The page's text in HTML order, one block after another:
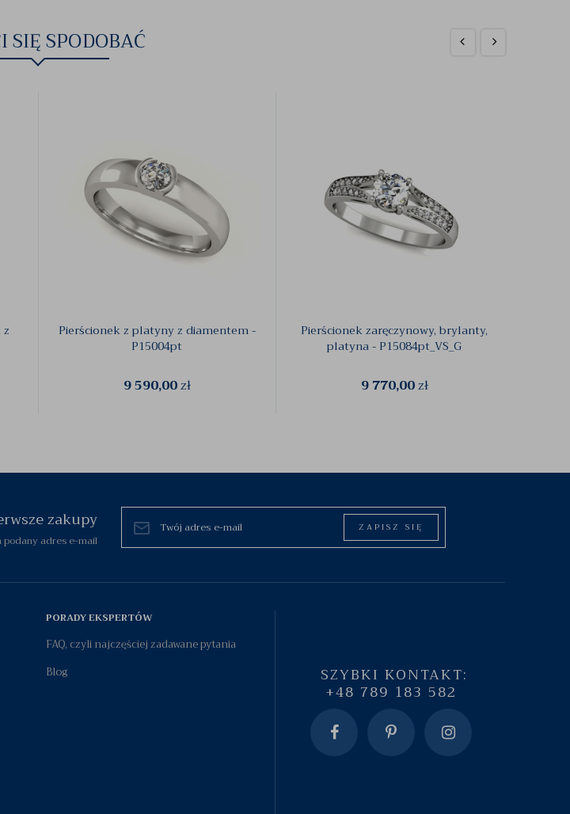
SIĘ SPODOBAĆ
Pierścionek z platyny z diamentem -
P15004pt
9 590,00zł
Pierścionek zaręczynowy, brylanty,
platyna - P15084pt_VS_G
9 770,00zł
zakupy
adres e-mail
ZAPISZ SIĘ
PORADY EKSPERTÓW
FAQ, czyli najczęściej zadawane pytania
Blog
SZYBKI KONTAKT:
+48 789 183 582